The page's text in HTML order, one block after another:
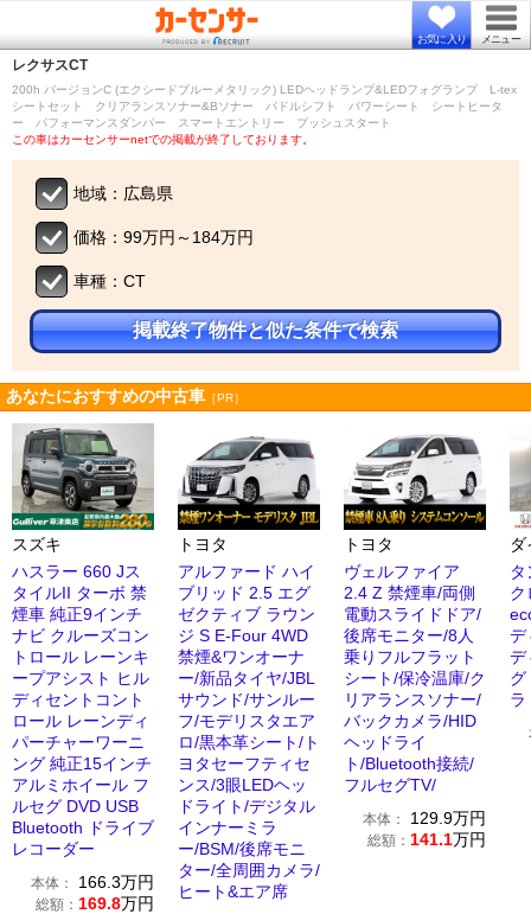
お気に入り メニュー
レクサスCT
200h バージョンC (エクシードブルーメタリック) LEDヘッドランプ&LEDフォグランプ L-tex
シートセット クリアランスソナー&Bソナー パドルシフト パワーシート シートヒータ
ー パフォーマンスダンパー スマートエントリー プッシュスタート
この車はカーセンサーnetでの掲載が終了しております。
地域：広島県
価格：99万円～184万円
車種：CT
掲載終了物件と似た条件で検索
あなたにおすすめの中古車 ［PR］
スズキ
ハスラー 660 Jス
タイルII ターボ 禁
煙車 純正9インチ
ナビ クルーズコン
トロール レーンキ
ープアシスト ヒル
ディセントコント
ロール レーンディ
パーチャーワーニ
ング 純正15インチ
アルミホイール フ
ルセグ DVD USB
Bluetooth ドライブ
レコーダー
本体： 166.3万円
総額： 169.8万円
トヨタ
アルファード ハイ
ブリッド 2.5 エグ
ゼクティブ ラウン
ジ S E-Four 4WD
禁煙&ワンオーナ
ー/新品タイヤ/JBL
サウンド/サンルー
フ/モデリスタエア
ロ/黒本革シート/ト
ヨタセーフティセ
ンス/3眼LEDヘッ
ドライト/デジタル
インナーミラ
ー/BSM/後席モニ
ター/全周囲カメラ/
ヒート&エア席
トヨタ
ヴェルファイア
2.4 Z 禁煙車/両側
電動スライドドア/
後席モニター/8人
乗りフルフラット
シート/保冷温庫/ク
リアランスソナー/
バックカメラ/HID
ヘッドライ
ト/Bluetooth接続/
フルセグTV/
本体： 129.9万円
総額： 141.1万円
ク
デ